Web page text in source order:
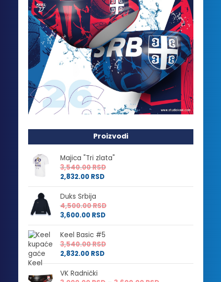
Proizvodi
Majica "Tri zlata"
3,540.00RSD
2,832.00 RSD
Duks Srbija
4,500.00RSD
3,600.00 RSD
Keel Basic #5
3,540.00RSD
2,832.00 RSD
VK Radnički